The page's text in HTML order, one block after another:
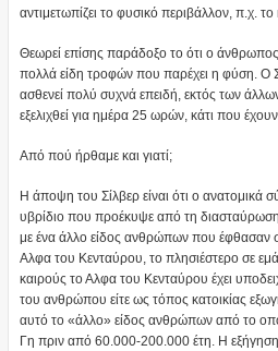
αντιμετωπίζει το φυσικό περιβάλλον, π.χ.
Θεωρεί επίσης παράδοξο το ότι ο άνθρωπος
πολλά είδη τροφών που παρέχει η φύση. Ο
ασθενεί πολύ συχνά επειδή, εκτός των
εξελιχθεί για ημέρα 25 ωρών, κάτι που έχουν
Από πού ήρθαμε και γιατί;
Η άποψη του Σίλβερ είναι ότι ο ανατομικά
υβρίδιο που προέκυψε από τη
με ένα άλλο είδος ανθρώπων που έφθασαν
Αλφα του Κενταύρου, το πλησιέστερο σε
καιρούς το Αλφα του Κενταύρου έχει
του ανθρώπου είτε ως τόπος κατοικίας
αυτό το «άλλο» είδος ανθρώπων από το
Γη πριν από 60.000-200.000 έτη. Η εξήγηση